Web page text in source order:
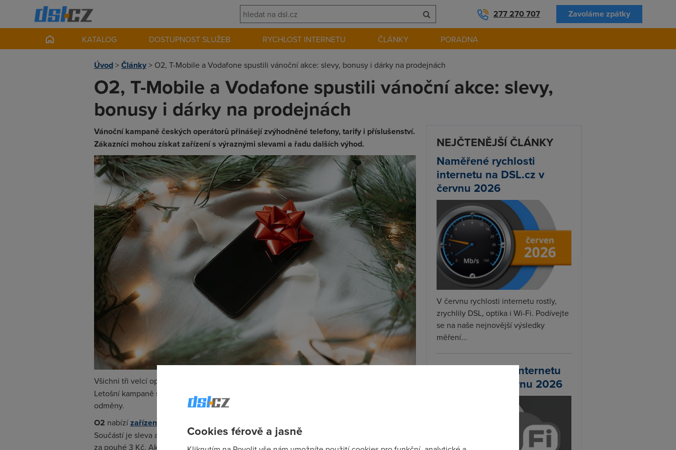
277 270 707 Zavoláme zpátky
KATALOG DOSTUPNOST SLUŽEB RYCHLOST INTERNETU ČLÁNKY PORADNA
Úvod>Články> O2, T-Mobile a Vodafone spustili vánoční akce: slevy, bonusy i dárky na prodejnách
O2, T-Mobile a Vodafone spustili vánoční akce: slevy,
bonusy i dárky na prodejnách
Vánoční kampaně českých operátorů přinášejí zvýhodněné telefony, tarify i příslušenství.
Zákazníci mohou získat zařízení s výraznými slevami a řadu dalších výhod.
Všichni tři velcí operátoři –
Letošní kampaně se zaměřují především na slevy na hardware, akční tarify a digitální
odměny.
O2 nabízízařízení už od 1 Kč
Součástí je sleva až 5 000 Kč v aplikaci Moje O2 a nové balíčky 5G telefon + tablet + lokátor
za pouhé 3 Kč. Akce přitom platí na modely podporují 5G, protože O2 už starší 4G telefony
NEJČTENĚJŠÍ ČLÁNKY
Naměřené rychlosti
internetu na DSL.cz v
červnu 2026
V červnu rychlosti internetu rostly,
zrychlily DSL, optika i Wi-Fi. Podívejte
se na naše nejnovější výsledky
měření...
Rychlosti Wi-Fi internetu
na DSL.cz v červnu 2026
Cookies férově a jasně